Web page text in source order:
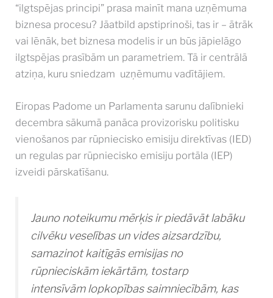
“ilgtspējas principi” prasa mainīt mana uzņēmuma
biznesa procesu? Jāatbild apstiprinoši, tas ir – ātrāk
vai lēnāk, bet biznesa modelis ir un būs jāpielāgo
ilgtspējas prasībām un parametriem. Tā ir centrālā
atziņa, kuru sniedzam uzņēmumu vadītājiem.
Eiropas Padome un Parlamenta sarunu dalībnieki
decembra sākumā panāca provizorisku politisku
vienošanos par rūpniecisko emisiju direktīvas (IED)
un regulas par rūpniecisko emisiju portāla (IEP)
izveidi pārskatīšanu.
Jauno noteikumu mērķis ir piedāvāt labāku
cilvēku veselības un vides aizsardzību,
samazinot kaitīgās emisijas no
rūpnieciskām iekārtām, tostarp
intensīvām lopkopības saimniecībām, kas